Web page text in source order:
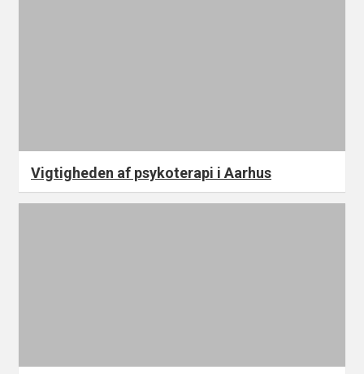
Vigtigheden af psykoterapi i Aarhus